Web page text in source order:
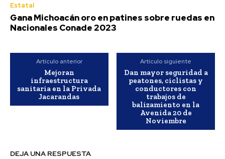
Estatal
Gana Michoacán oro en patines sobre ruedas en
Nacionales Conade 2023
Artículo anterior
Mejoran
infraestructura
sanitaria en la Privada
Jacarandas
Artículo siguiente
Dan mayor seguridad a
peatones, ciclistas y
conductores con
trabajos de
balizamiento en la
Avenida 20 de
Noviembre
DEJA UNA RESPUESTA